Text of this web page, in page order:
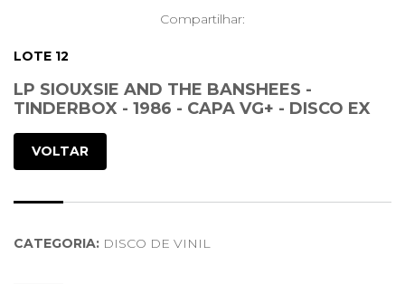
Compartilhar:
LOTE 12
LP SIOUXSIE AND THE BANSHEES -
TINDERBOX - 1986 - CAPA VG+ - DISCO EX
VOLTAR
CATEGORIA: DISCO DE VINIL